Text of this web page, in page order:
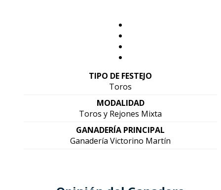
TIPO DE FESTEJO
Toros
MODALIDAD
Toros y Rejones Mixta
GANADERÍA PRINCIPAL
Ganadería Victorino Martín